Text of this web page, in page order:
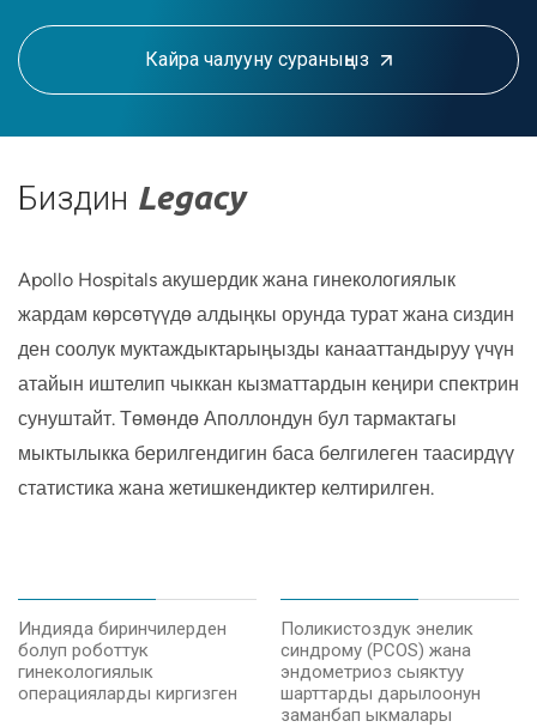
Кайра чалууну сураныңыз
Биздин Legacy
Apollo Hospitals акушердик жана гинекологиялык
жардам көрсөтүүдө алдыңкы орунда турат жана сиздин
ден соолук муктаждыктарыңызды канааттандыруу үчүн
атайын иштелип чыккан кызматтардын кеңири спектрин
сунуштайт. Төмөндө Аполлондун бул тармактагы
мыктылыкка берилгендигин баса белгилеген таасирдүү
статистика жана жетишкендиктер келтирилген.
Индияда биринчилерден
болуп роботтук
гинекологиялык
операцияларды киргизген
Поликистоздук энелик
синдрому (PCOS) жана
эндометриоз сыяктуу
шарттарды дарылоонун
заманбап ыкмалары